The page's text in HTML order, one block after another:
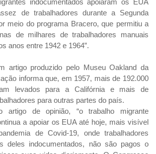
de trabalhadores durante a Segunda
meio do programa Bracero, que permitiu a
de milhares de trabalhadores manuais
anos entre 1942 e 1964”.
artigo produzido pelo Museu Oakland da
informa que, em 1957, mais de 192.000
levados para a Califórnia e mais de
para outras partes do país.
artigo de opinião, “o trabalho migrante
a apoiar os EUA até hoje, mais visível
de Covid-19, onde trabalhadores
deles indocumentados, não são pagos o